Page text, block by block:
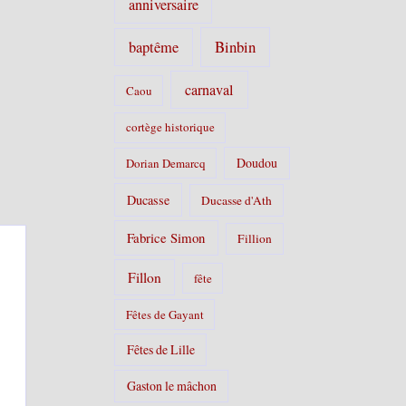
anniversaire
baptême Binbin
Caou carnaval
cortège historique
Dorian Demarcq Doudou
Ducasse Ducasse d'Ath
Fabrice Simon Fillion
Fillon fête
Fêtes de Gayant
Fêtes de Lille
Gaston le mâchon